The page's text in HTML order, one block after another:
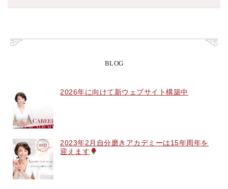
BLOG
2026年に向けて新ウェブサイト構築中
2023年2月自分磨きアカデミーは15年周年を
迎えます